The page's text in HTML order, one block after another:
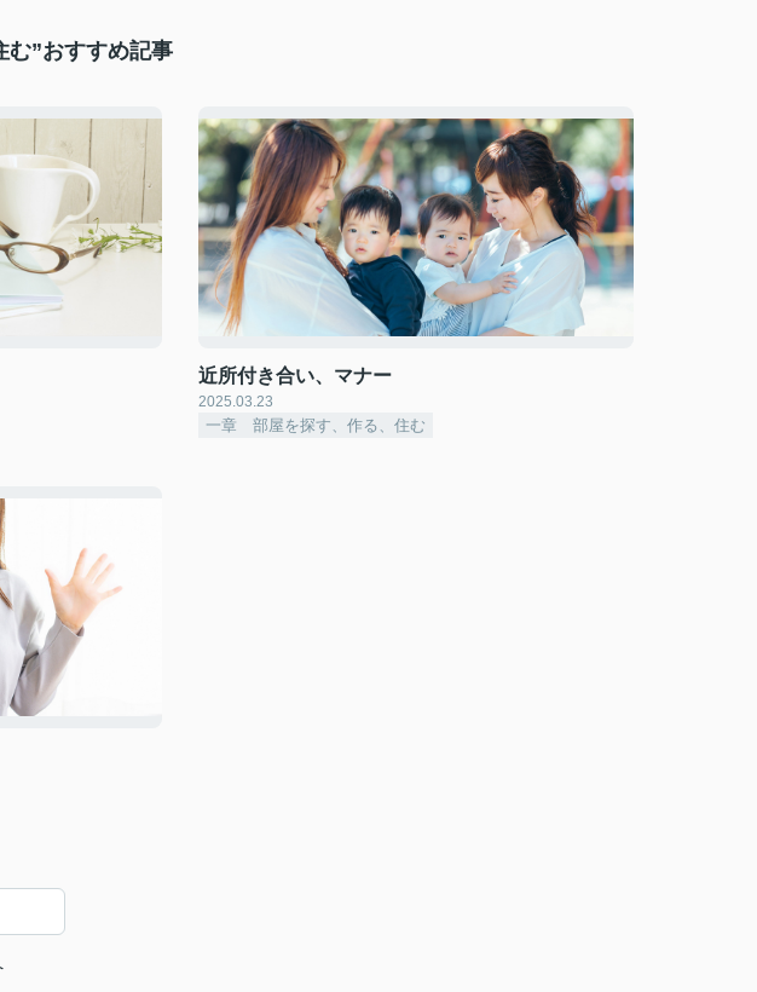
”おすすめ記事
近所付き合い、マナー
2025.03.23
一章 部屋を探す、作る、住む